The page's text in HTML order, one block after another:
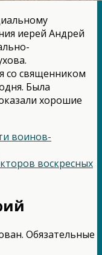
иерей Андрей
со священником
Была
хорошие
воинов-
воскресных
Обязательные